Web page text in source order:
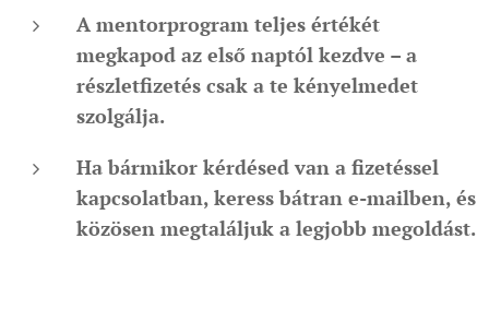
A mentorprogram teljes értékét
megkapod az első naptól kezdve – a
részletfizetés csak a te kényelmedet
szolgálja.
Ha bármikor kérdésed van a fizetéssel
kapcsolatban, keress bátran e-mailben, és
közösen megtaláljuk a legjobb megoldást.